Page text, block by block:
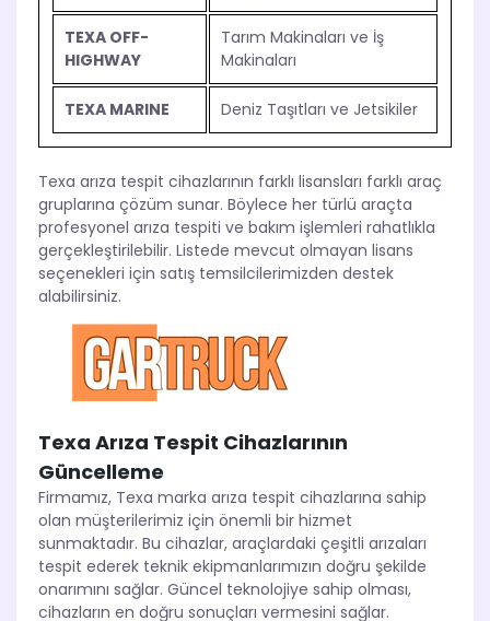
TEXA OFF-
HIGHWAY
Tarım Makinaları ve İş
Makinaları
TEXA MARINE Deniz Taşıtları ve Jetsikiler
Texa arıza tespit cihazlarının farklı lisansları farklı araç
gruplarına çözüm sunar. Böylece her türlü araçta
profesyonel arıza tespiti ve bakım işlemleri rahatlıkla
gerçekleştirilebilir. Listede mevcut olmayan lisans
seçenekleri için satış temsilcilerimizden destek
alabilirsiniz.
Texa Arıza Tespit Cihazlarının
Güncelleme
Firmamız, Texa marka arıza tespit cihazlarına sahip
olan müşterilerimiz için önemli bir hizmet
sunmaktadır. Bu cihazlar, araçlardaki çeşitli arızaları
tespit ederek teknik ekipmanlarımızın doğru şekilde
onarımını sağlar. Güncel teknolojiye sahip olması,
cihazların en doğru sonuçları vermesini sağlar.